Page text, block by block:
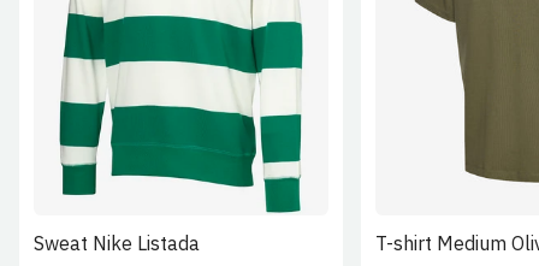
S XL 2XL
Sweat Nike Listada T-shirt Medium